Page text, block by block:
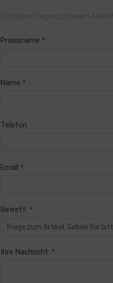
Sie haben Fragen zu diesem Artikel?
Praxisname *
Name *
Telefon
Email *
Betreff: *
Ihre Nachricht: *